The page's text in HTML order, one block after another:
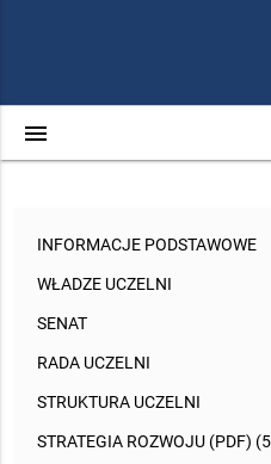
menu
INFORMACJE PODSTAWOWE
WŁADZE UCZELNI
SENAT
RADA UCZELNI
STRUKTURA UCZELNI
STRATEGIA ROZWOJU (PDF)